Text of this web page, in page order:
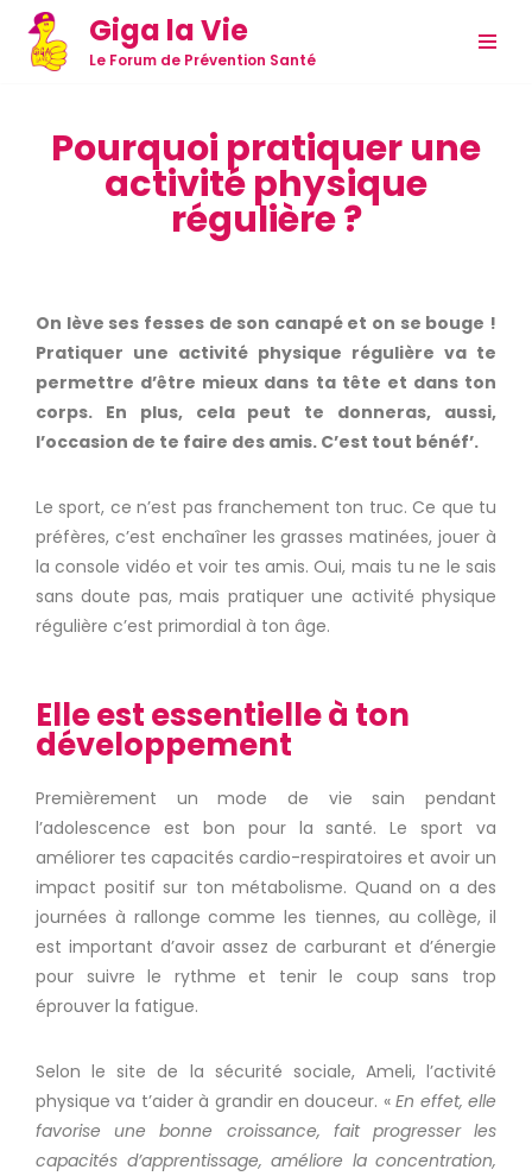
Aller
Giga la Vie
Le Forum de Prévention Santé
Pourquoi pratiquer une
activité physique
régulière ?
On lève ses fesses de son canapé et on se bouge !
Pratiquer une activité physique régulière va te
permettre d’être mieux dans ta tête et dans ton
corps. En plus, cela peut te donneras, aussi,
l’occasion de te faire des amis. C’est tout bénéf’.
Le sport, ce n’est pas franchement ton truc. Ce que tu
préfères, c’est enchaîner les grasses matinées, jouer à
la console vidéo et voir tes amis. Oui, mais tu ne le sais
sans doute pas, mais pratiquer une activité physique
régulière c’est primordial à ton âge.
Elle est essentielle à ton
développement
Premièrement un mode de vie sain pendant
l’adolescence est bon pour la santé. Le sport va
améliorer tes capacités cardio-respiratoires et avoir un
impact positif sur ton métabolisme. Quand on a des
journées à rallonge comme les tiennes, au collège, il
est important d’avoir assez de carburant et d’énergie
pour suivre le rythme et tenir le coup sans trop
éprouver la fatigue.
Selon le site de la sécurité sociale, Ameli, l’activité
physique va t’aider à grandir en douceur. «En effet, elle
favorise une bonne croissance, fait progresser les
capacités d’apprentissage, améliore la concentration,